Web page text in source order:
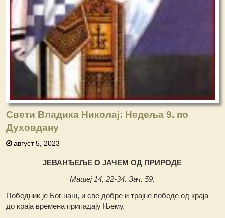
Свети Владика Николај: Недеља 9. по
Духовдану
август 5, 2023
ЈЕВАНЂЕЉЕ О ЈАЧЕМ ОД ПРИРОДЕ
Матеј 14, 22-34. Зач. 59.
Победник је Бог наш, и све добре и трајне победе од краја
до краја времена припадају Њему.